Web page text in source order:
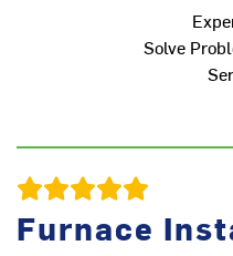
Solve
Furnace